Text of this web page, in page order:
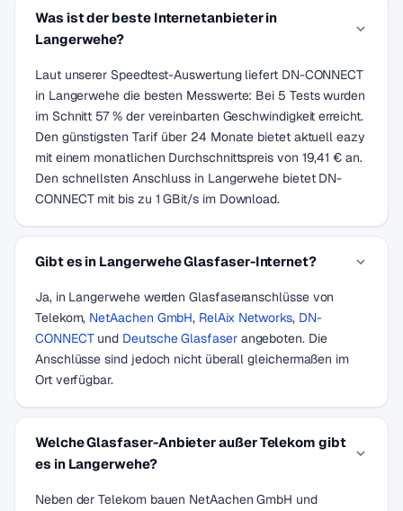
Was ist der beste Internetanbieter in
Langerwehe?
Laut unserer Speedtest-Auswertung liefert DN-CONNECT
in Langerwehe die besten Messwerte: Bei 5 Tests wurden
im Schnitt 57 % der vereinbarten Geschwindigkeit erreicht.
Den günstigsten Tarif über 24 Monate bietet aktuell eazy
mit einem monatlichen Durchschnittspreis von 19,41 € an.
Den schnellsten Anschluss in Langerwehe bietet DN-
CONNECT mit bis zu 1 GBit/s im Download.
Gibt es in Langerwehe Glasfaser-Internet?
Ja, in Langerwehe werden Glasfaseranschlüsse von
Telekom, NetAachen GmbH, RelAix Networks, DN-
CONNECTund Deutsche Glasfaserangeboten. Die
Anschlüsse sind jedoch nicht überall gleichermaßen im
Ort verfügbar.
Welche Glasfaser-Anbieter außer Telekom gibt
es in Langerwehe?
Neben der Telekom bauen NetAachen GmbH und